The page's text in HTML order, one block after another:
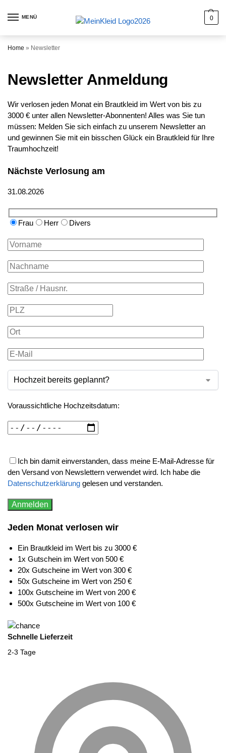
MENÜ 0
Home » Newsletter
Newsletter Anmeldung
Wir verlosen jeden Monat ein Brautkleid im Wert von bis zu
3000 € unter allen Newsletter-Abonnenten! Alles was Sie tun
müssen: Melden Sie sich einfach zu unserem Newsletter an
und gewinnen Sie mit ein bisschen Glück ein Brautkleid für Ihre
Traumhochzeit!
Nächste Verlosung am
31.08.2026
Frau Herr Divers
Voraussichtliche Hochzeitsdatum:
Ich bin damit einverstanden, dass meine E-Mail-Adresse für
den Versand von Newslettern verwendet wird. Ich habe die
Datenschutzerklärung gelesen und verstanden.
Jeden Monat verlosen wir
Ein Brautkleid im Wert bis zu 3000 €
1x Gutschein im Wert von 500 €
20x Gutscheine im Wert von 300 €
50x Gutscheine im Wert von 250 €
100x Gutscheine im Wert von 200 €
500x Gutscheine im Wert von 100 €
Schnelle Lieferzeit
2-3 Tage